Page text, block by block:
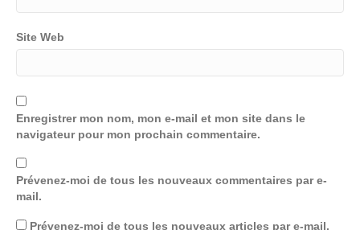
Site Web
Enregistrer mon nom, mon e-mail et mon site dans le
navigateur pour mon prochain commentaire.
Prévenez-moi de tous les nouveaux commentaires par e-
mail.
Prévenez-moi de tous les nouveaux articles par e-mail.